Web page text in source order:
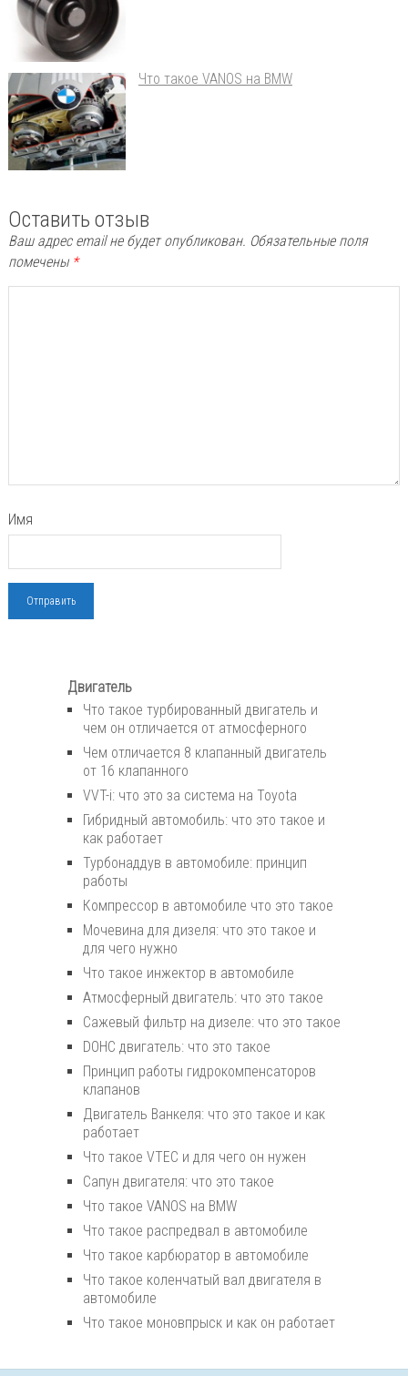
Что такое VANOS на BMW
Оставить отзыв
Ваш адрес email не будет опубликован. Обязательные поля
помечены *
Имя
Двигатель
Что такое турбированный двигатель и
чем он отличается от атмосферного
Чем отличается 8 клапанный двигатель
от 16 клапанного
VVT-i: что это за система на Toyota
Гибридный автомобиль: что это такое и
как работает
Турбонаддув в автомобиле: принцип
работы
Компрессор в автомобиле что это такое
Мочевина для дизеля: что это такое и
для чего нужно
Что такое инжектор в автомобиле
Атмосферный двигатель: что это такое
Сажевый фильтр на дизеле: что это такое
DOHC двигатель: что это такое
Принцип работы гидрокомпенсаторов
клапанов
Двигатель Ванкеля: что это такое и как
работает
Что такое VTEC и для чего он нужен
Сапун двигателя: что это такое
Что такое VANOS на BMW
Что такое распредвал в автомобиле
Что такое карбюратор в автомобиле
Что такое коленчатый вал двигателя в
автомобиле
Что такое моновпрыск и как он работает